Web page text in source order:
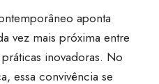
aponta
vez mais próxima entre
inovadoras. No
essa convivência se